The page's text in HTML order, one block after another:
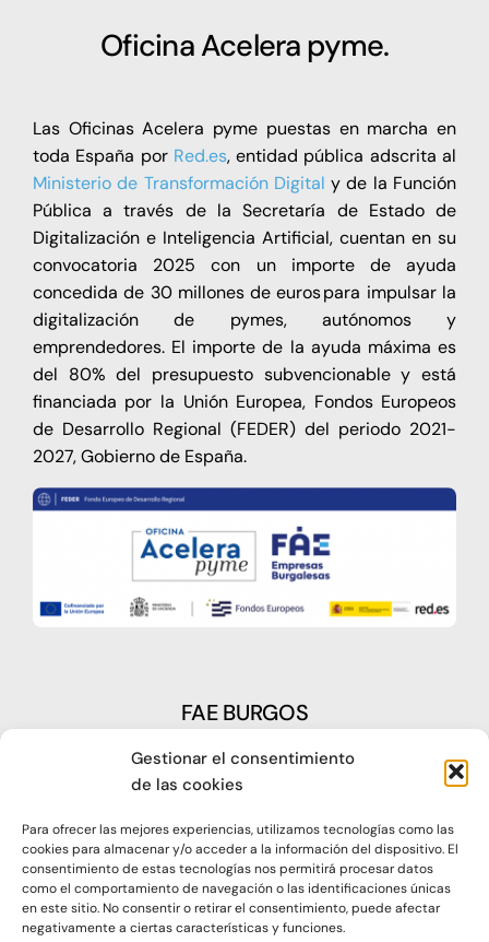
Gestionar el consentimiento
de las cookies
Para ofrecer las mejores experiencias, utilizamos tecnologías como las
cookies para almacenar y/o acceder a la información del dispositivo. El
consentimiento de estas tecnologías nos permitirá procesar datos
como el comportamiento de navegación o las identificaciones únicas
en este sitio. No consentir o retirar el consentimiento, puede afectar
negativamente a ciertas características y funciones.
Oficina Acelera pyme.
Las Oficinas Acelera pyme puestas en marcha en
toda España por Red.es, entidad pública adscrita al
Ministerio de Transformación Digital y de la Función
Pública a través de la Secretaría de Estado de
Digitalización e Inteligencia Artificial, cuentan en su
convocatoria 2025 con un importe de ayuda
concedida de 30 millones de euros para impulsar la
digitalización de pymes, autónomos y
emprendedores. El importe de la ayuda máxima es
del 80% del presupuesto subvencionable y está
financiada por la Unión Europea, Fondos Europeos
de Desarrollo Regional (FEDER) del periodo 2021-
2027, Gobierno de España.
FAE BURGOS
Plaza Castilla, nº1 – 09003 Burgos
Telf: 947 266 142
Fax: 947 273 797
oap@faeburgos.org